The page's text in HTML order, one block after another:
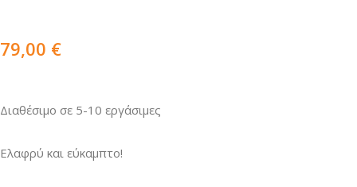
79,00 €
Διαθέσιμο σε 5-10 εργάσιμες
Ελαφρύ και εύκαμπτο!